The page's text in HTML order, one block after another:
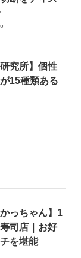
究所】個性
15種類ある
っちゃん】1
司店｜お好
を堪能